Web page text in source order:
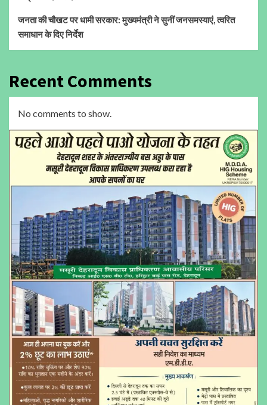
जनता की चौखट पर धामी सरकार: मुख्यमंत्री ने सुनीं जनसमस्याएं, त्वरित
समाधान के दिए निर्देश
Recent Comments
No comments to show.